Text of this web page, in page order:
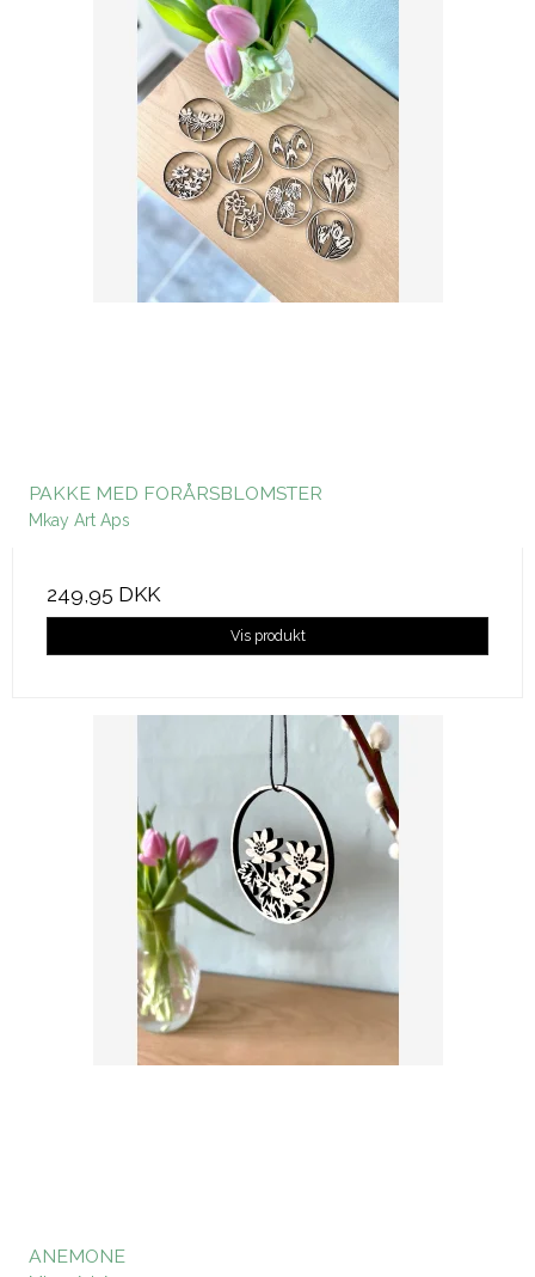
PAKKE MED FORÅRSBLOMSTER
Mkay Art Aps
249,95 DKK
Vis produkt
ANEMONE